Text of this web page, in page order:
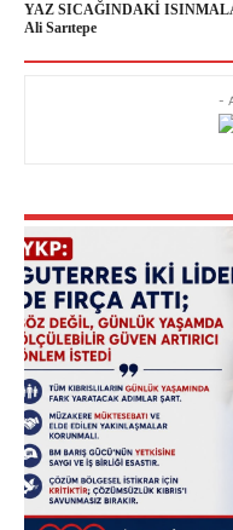
YAZ SICAĞINDAKİ
Ali Sarıtepe
-